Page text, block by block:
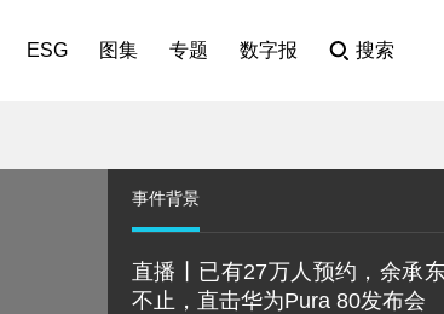
ESG 图集 专题 数字报 搜索
事件背景
直播丨已有27万人预约，余承
不止，直击华为Pura 80发布会